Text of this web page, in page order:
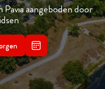
Pavia aangeboden door